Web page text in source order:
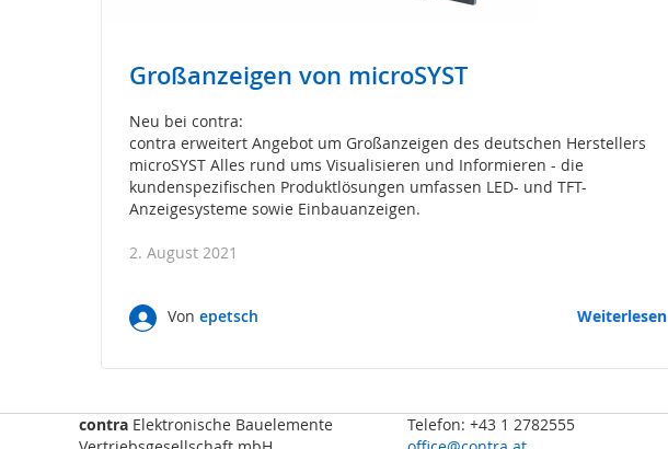
Safety
Funkfernsteuerungen
Bedienelemente
Schutzzaunsysteme
Signalübertragungssystem
Sicherheitstorsteuerungen
Automation
Kommissioniersysteme
Großanzeigen von microSYST
Neu bei contra:
contra erweitert Angebot um Großanzeigen des deutschen Herstellers
microSYST Alles rund ums Visualisieren und Informieren - die
kundenspezifischen Produktlösungen umfassen LED- und TFT-
Anzeigesysteme sowie Einbauanzeigen.
2. August 2021
Von epetsch Weiterlesen
contra Elektronische Bauelemente
Telefon: +43 1 2782555